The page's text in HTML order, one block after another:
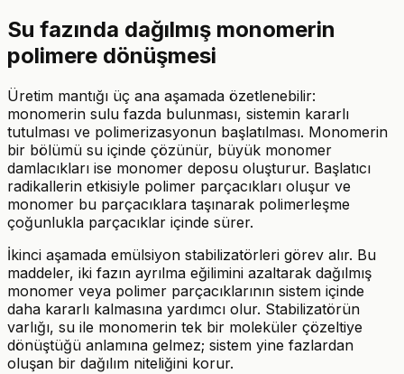
Su fazında dağılmış monomerin
polimere dönüşmesi
Üretim mantığı üç ana aşamada özetlenebilir:
monomerin sulu fazda bulunması, sistemin kararlı
tutulması ve polimerizasyonun başlatılması. Monomerin
bir bölümü su içinde çözünür, büyük monomer
damlacıkları ise monomer deposu oluşturur. Başlatıcı
radikallerin etkisiyle polimer parçacıkları oluşur ve
monomer bu parçacıklara taşınarak polimerleşme
çoğunlukla parçacıklar içinde sürer.
İkinci aşamada emülsiyon stabilizatörleri görev alır. Bu
maddeler, iki fazın ayrılma eğilimini azaltarak dağılmış
monomer veya polimer parçacıklarının sistem içinde
daha kararlı kalmasına yardımcı olur. Stabilizatörün
varlığı, su ile monomerin tek bir moleküler çözeltiye
dönüştüğü anlamına gelmez; sistem yine fazlardan
oluşan bir dağılım niteliğini korur.